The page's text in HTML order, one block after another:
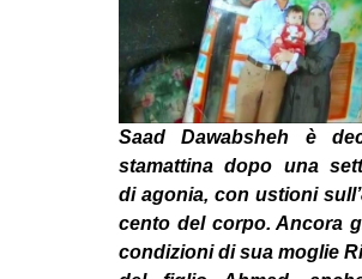
MOBILITAZIONI
SPAZI
SPORT POPOLARE
MOVIMENTI
AMBIENTE
ANTIFASCISMO
DIRITTO ALL’ABITARE
Saad Dawabsheh è
stamattina dopo una
di agonia, con ustioni
cento del corpo. Ancora
condizioni di sua moglie